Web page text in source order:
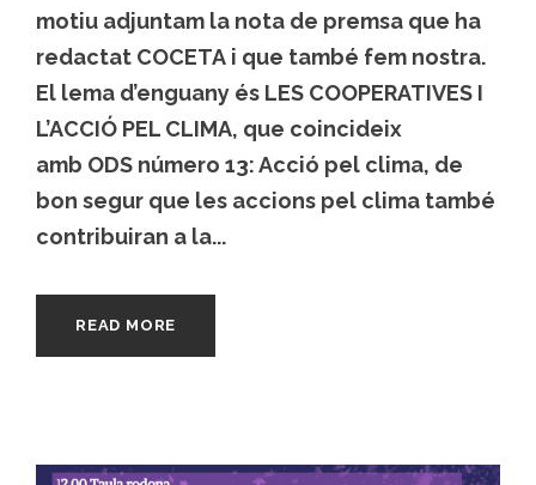
motiu adjuntam la nota de premsa que ha
redactat COCETA i que també fem nostra.
El lema d’enguany és LES COOPERATIVES I
L’ACCIÓ PEL CLIMA, que coincideix
amb ODS número 13: Acció pel clima, de
bon segur que les accions pel clima també
contribuiran a la...
READ MORE